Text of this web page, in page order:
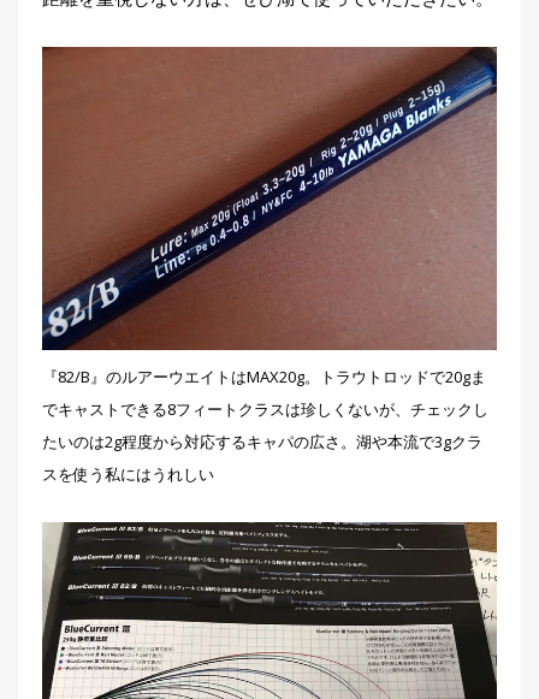
『82/B』のルアーウエイトはMAX20g。トラウトロッドで20gま
でキャストできる8フィートクラスは珍しくないが、チェックし
たいのは2g程度から対応するキャパの広さ。湖や本流で3gクラ
スを使う私にはうれしい